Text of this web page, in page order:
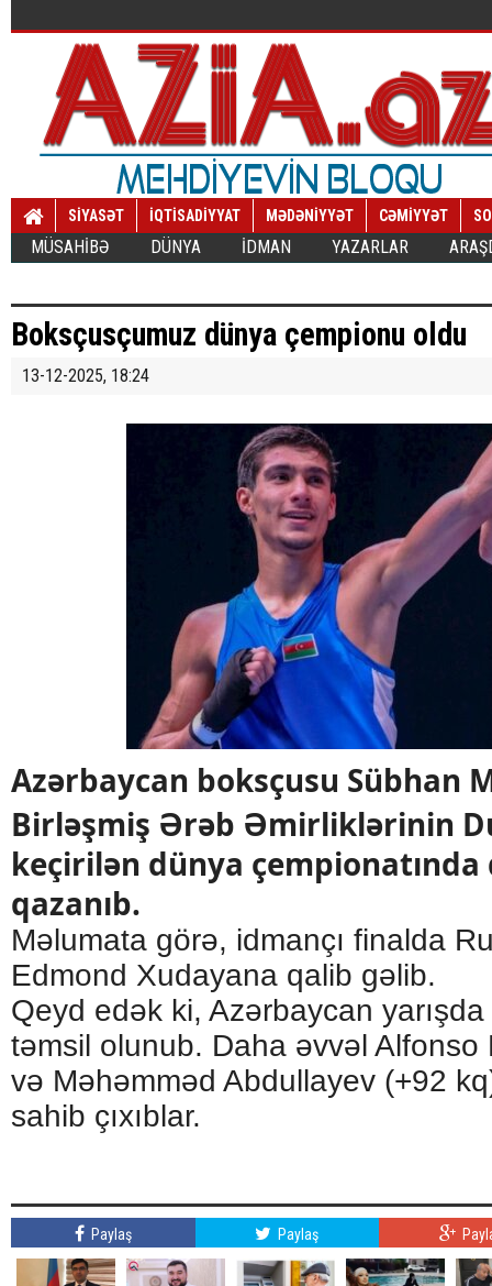
SİYASƏT İQTİSADİYYAT MƏDƏNİYYƏT CƏMİYYƏT
MÜSAHİBƏ DÜNYA İDMAN YAZARLAR
Boksçusçumuz dünya çempionu oldu
13-12-2025, 18:24
Azərbaycan boksçusu Sübhan
Birləşmiş Ərəb Əmirliklərinin
keçirilən dünya çempionatında
qazanıb.
Məlumata görə, idmançı finalda
Edmond Xudayana qalib gəlib.
Qeyd edək ki, Azərbaycan
təmsil olunub. Daha əvvəl Alfonso
və Məhəmməd Abdullayev (+92
sahib çıxıblar.
Paylaş Paylaş